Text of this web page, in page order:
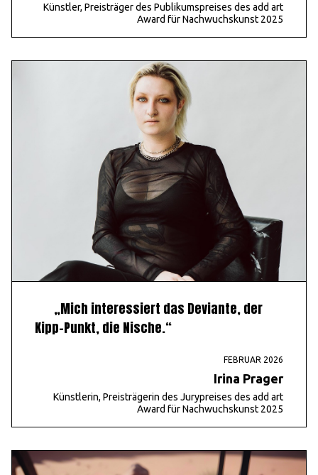
Künstler, Preisträger des Publikumspreises des add art
Award für Nachwuchskunst 2025
„Mich interessiert das Deviante, der
Kipp-Punkt, die Nische.“
FEBRUAR 2026
Irina Prager
Künstlerin, Preisträgerin des Jurypreises des add art
Award für Nachwuchskunst 2025